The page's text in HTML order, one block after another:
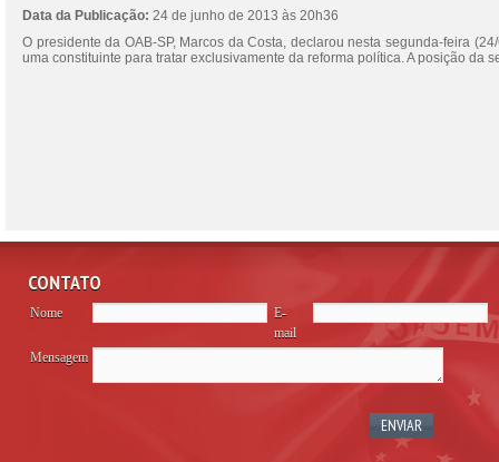
Data da Publicação: 24 de junho de 2013 às 20h36
O presidente da OAB-SP, Marcos da Costa, declarou nesta segunda-feira
uma constituinte para tratar exclusivamente da reforma política. A posição
CONTATO
Nome
E-
mail
Mensagem